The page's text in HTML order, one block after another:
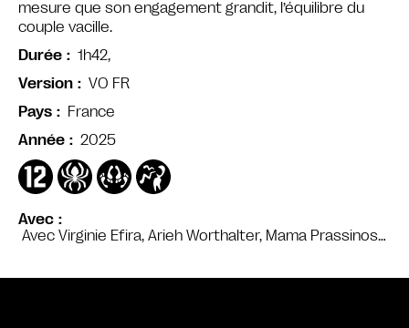
Avec
Avec Virginie Efira, Arieh Worthalter, Mama Prassinos…
mesure que son engagement grandit, l’équilibre du
couple vacille.
Durée
1h42,
Version
VO FR
Pays
France
Année
2025